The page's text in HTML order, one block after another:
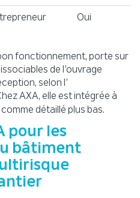
Oui
fonctionnement, porte sur
de l’ouvrage
selon l’
AXA, elle est intégrée à
détaillé plus bas.
pour les
bâtiment